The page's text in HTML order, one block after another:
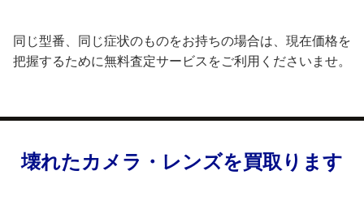
同じ型番、同じ症状のものをお持ちの場合は、現在価格を
把握するために無料査定サービスをご利用くださいませ。
壊れたカメラ・レンズを買取ります